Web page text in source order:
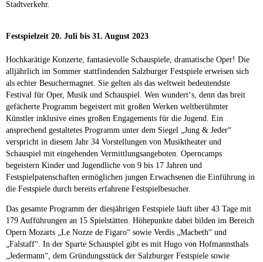
Stadtverkehr.
Festspielzeit 20. Juli bis 31. August 2023
Hochkarätige Konzerte, fantasievolle Schauspiele, dramatische Oper! Die
alljährlich im Sommer stattfindenden Salzburger Festspiele erweisen sich
als echter Besuchermagnet. Sie gelten als das weltweit bedeutendste
Festival für Oper, Musik und Schauspiel. Wen wundert‘s, denn das breit
gefächerte Programm begeistert mit großen Werken weltberühmter
Künstler inklusive eines großen Engagements für die Jugend. Ein
ansprechend gestaltetes Programm unter dem Siegel „Jung & Jeder“
verspricht in diesem Jahr 34 Vorstellungen von Musiktheater und
Schauspiel mit eingehenden Vermittlungsangeboten. Operncamps
begeistern Kinder und Jugendliche von 9 bis 17 Jahren und
Festspielpatenschaften ermöglichen jungen Erwachsenen die Einführung in
die Festspiele durch bereits erfahrene Festspielbesucher.
Das gesamte Programm der diesjährigen Festspiele läuft über 43 Tage mit
179 Aufführungen an 15 Spielstätten. Höhepunkte dabei bilden im Bereich
Opern Mozarts „Le Nozze de Figaro“ sowie Verdis „Macbeth“ und
„Falstaff“. In der Sparte Schauspiel gibt es mit Hugo von Hofmannsthals
„Jedermann“, dem Gründungsstück der Salzburger Festspiele sowie